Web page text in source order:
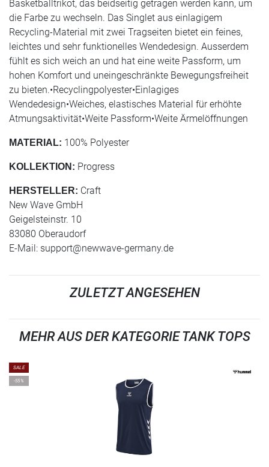
Basketballtrikot, das beidseitig getragen werden kann, um
die Farbe zu wechseln. Das Singlet aus einlagigem
Recycling-Material mit zwei Tragseiten bietet ein feines,
leichtes und sehr funktionelles Wendedesign. Ausserdem
fühlt es sich weich an und hat eine weite Passform, um
hohen Komfort und uneingeschränkte Bewegungsfreiheit
zu bieten.•Recyclingpolyester•Einlagiges
Wendedesign•Weiches, elastisches Material für erhöhte
Atmungsaktivität•Weite Passform•Weite Ärmelöffnungen
MATERIAL: 100% Polyester
KOLLEKTION: Progress
HERSTELLER: Craft
New Wave GmbH
Geigelsteinstr. 10
83080 Oberaudorf
E-Mail: support@newwave-germany.de
ZULETZT ANGESEHEN
MEHR AUS DER KATEGORIE TANK TOPS
SALE
-55%